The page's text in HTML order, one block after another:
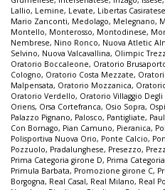
Lallio, Lemine, Levate, Libertas Casiratese
Mario Zanconti, Medolago, Melegnano,
Montello, Monterosso, Montodinese,
Nembrese, Nino Ronco, Nuova Atletic
Selvino, Nuova Valcavallina, Olimpic
Oratorio Boccaleone, Oratorio
Cologno, Oratorio Costa Mezzate,
Malpensata, Oratorio Mozzanica,
Oratorio Verdello, Oratorio Villaggio Degli
Oriens, Orsa Cortefranca, Osio Sopra,
Palazzo Pignano, Palosco, Pantigliate,
Con Bornago, Pian Camuno, Pieranica,
Polisportiva Nuova Orio, Ponte Calcio,
Pozzuolo, Pradalunghese, Presezzo,
Prima Categoria girone D, Prima
Primula Barbata, Promozione girone C,
Borgogna, Real Casal, Real Milano, Real